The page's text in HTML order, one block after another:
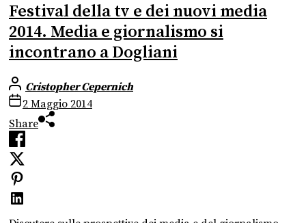
Festival della tv e dei nuovi media
2014. Media e giornalismo si
incontrano a Dogliani
Cristopher Cepernich
2 Maggio 2014
Share